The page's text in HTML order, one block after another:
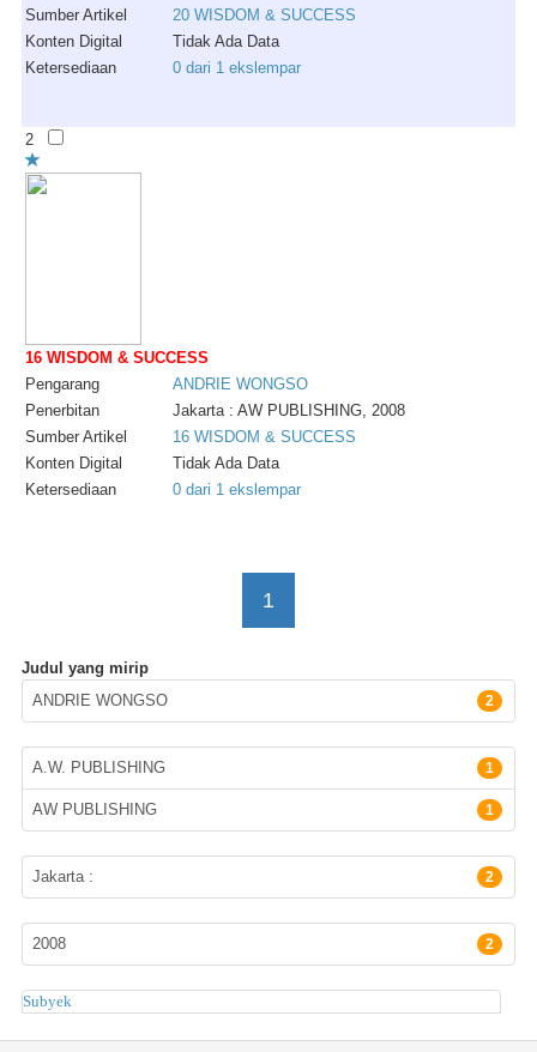
Sumber Artikel
20 WISDOM & SUCCESS
Konten Digital
Tidak Ada Data
Ketersediaan
0 dari 1 ekslempar
2
16 WISDOM & SUCCESS
Pengarang
ANDRIE WONGSO
Penerbitan
Jakarta : AW PUBLISHING, 2008
Sumber Artikel
16 WISDOM & SUCCESS
Konten Digital
Tidak Ada Data
Ketersediaan
0 dari 1 ekslempar
1
Judul yang mirip
Pengarang
ANDRIE WONGSO 2
Penerbit
A.W. PUBLISHING 1
AW PUBLISHING 1
Lokasi Terbit
Jakarta : 2
Tahun terbit
2008 2
Subyek